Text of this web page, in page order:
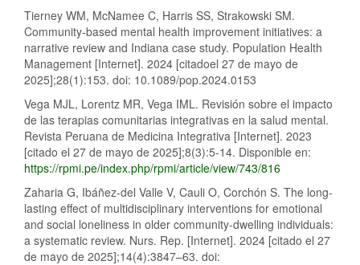
Tierney WM, McNamee C, Harris SS, Strakowski SM.
Community-based mental health improvement initiatives: a
narrative review and Indiana case study. Population Health
Management [Internet]. 2024 [citadoel 27 de mayo de
2025];28(1):153. doi: 10.1089/pop.2024.0153
Vega MJL, Lorentz MR, Vega IML. Revisión sobre el impacto
de las terapias comunitarias integrativas en la salud mental.
Revista Peruana de Medicina Integrativa [Internet]. 2023
[citado el 27 de mayo de 2025];8(3):5-14. Disponible en:
https://rpmi.pe/index.php/rpmi/article/view/743/816
Zaharia G, Ibáñez-del Valle V, Cauli O, Corchón S. The long-
lasting effect of multidisciplinary interventions for emotional
and social loneliness in older community-dwelling individuals:
a systematic review. Nurs. Rep. [Internet]. 2024 [citado el 27
de mayo de 2025];14(4):3847–63. doi: